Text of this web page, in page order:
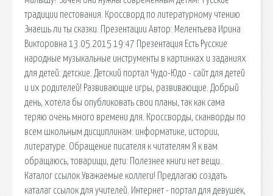
традиции пестования. Кроссворд по литературному чтению
Знаешь ли ты сказки. Презентации Автор: Мелентьева Ирина
Викторовна 13.05.2015 19:47 Презентация Есть Русские
народные музыкальные инструменты в картинках и заданиях
для детей: детские. Детский портал Чудо-Юдо - сайт для детей
и их родителей! Развивающие игры, развивающие. Добрый
день, хотела бы опубликовать свои планы, так как сама
теряю очень много времени для. Кроссворды, сканворды по
всем школьным дисциплинам: информатике, истории,
литературе. Обращение писателя к читателям Я к вам
обращаюсь, товарищи, дети: Полезнее книги нет вещи.
Каталог ссылок Уважаемые коллеги! Предлагаю создать
каталаг ссылок для учителей. Интернет - портал для девушек,